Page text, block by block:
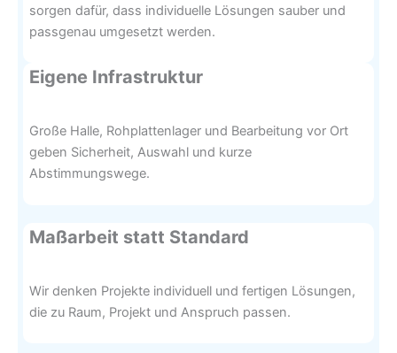
sorgen dafür, dass individuelle Lösungen sauber und
passgenau umgesetzt werden.
Eigene Infrastruktur
Große Halle, Rohplattenlager und Bearbeitung vor Ort
geben Sicherheit, Auswahl und kurze
Abstimmungswege.
Maßarbeit statt Standard
Wir denken Projekte individuell und fertigen Lösungen,
die zu Raum, Projekt und Anspruch passen.